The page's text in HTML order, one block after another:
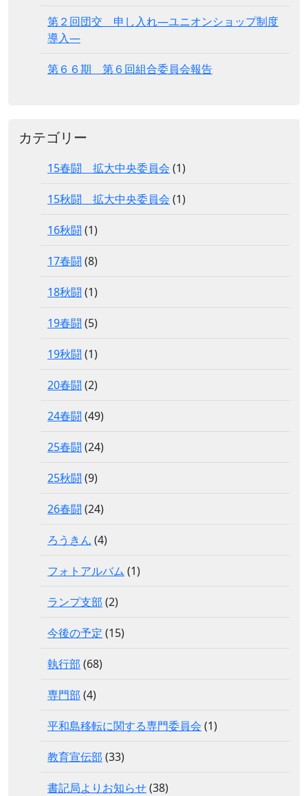
第２回団交 申し入れ―ユニオンショップ制度
導入―
第６６期 第６回組合委員会報告
カテゴリー
15春闘 拡大中央委員会 (1)
15秋闘 拡大中央委員会 (1)
16秋闘 (1)
17春闘 (8)
18秋闘 (1)
19春闘 (5)
19秋闘 (1)
20春闘 (2)
24春闘 (49)
25春闘 (24)
25秋闘 (9)
26春闘 (24)
ろうきん (4)
フォトアルバム (1)
ランプ支部 (2)
今後の予定 (15)
執行部 (68)
専門部 (4)
平和島移転に関する専門委員会 (1)
教育宣伝部 (33)
書記局よりお知らせ(38)